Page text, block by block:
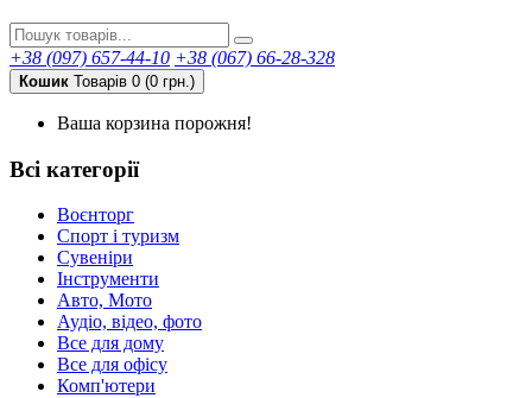
+38 (097) 657-44-10 +38 (067) 66-28-328
Кошик Товарів 0 (0 грн.)
Ваша корзина порожня!
Всі категорії
Воєнторг
Спорт і туризм
Сувеніри
Інструменти
Авто, Мото
Аудіо, відео, фото
Все для дому
Все для офісу
Комп'ютери